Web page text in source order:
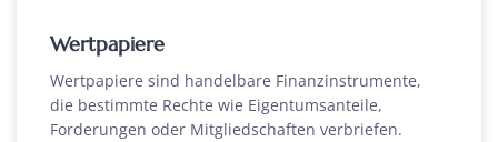
Wertpapiere
Wertpapiere sind handelbare Finanzinstrumente,
die bestimmte Rechte wie Eigentumsanteile,
Forderungen oder Mitgliedschaften verbriefen.